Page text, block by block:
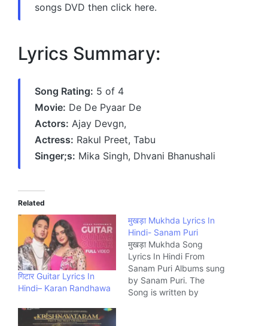
songs DVD then click here.
Lyrics Summary:
Song Rating: 5 of 4
Movie: De De Pyaar De
Actors: Ajay Devgn,
Actress: Rakul Preet, Tabu
Singer;s: Mika Singh, Dhvani Bhanushali
Related
गिटार Guitar Lyrics In
Hindi– Karan Randhawa
मुखड़ा Mukhda Lyrics In
Hindi- Sanam Puri
मुखड़ा Mukhda Song
Lyrics In Hindi From
Sanam Puri Albums sung
by Sanam Puri. The
Song is written by